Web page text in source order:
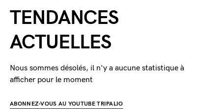
TENDANCES
ACTUELLES
Nous sommes désolés, il n'y a aucune statistique à
afficher pour le moment
ABONNEZ-VOUS AU YOUTUBE TRIPALIO